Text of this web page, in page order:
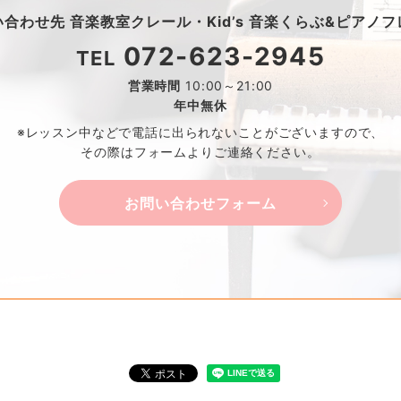
合わせ先 音楽教室クレール・ Kid’s 音楽くらぶ&ピアノフ
TEL 072-623-2945
営業時間 10:00～21:00
年中無休
※レッスン中などで電話に出られないことがございますので、
その際はフォームよりご連絡ください。
お問い合わせフォーム